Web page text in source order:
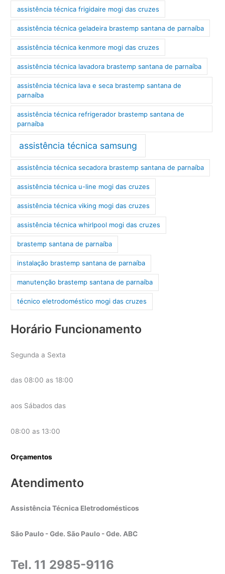
assistência técnica frigidaire mogi das cruzes
assistência técnica geladeira brastemp santana de parnaíba
assistência técnica kenmore mogi das cruzes
assistência técnica lavadora brastemp santana de parnaíba
assistência técnica lava e seca brastemp santana de
parnaíba
assistência técnica refrigerador brastemp santana de
parnaíba
assistência técnica samsung
assistência técnica secadora brastemp santana de parnaíba
assistência técnica u-line mogi das cruzes
assistência técnica viking mogi das cruzes
assistência técnica whirlpool mogi das cruzes
brastemp santana de parnaíba
instalação brastemp santana de parnaíba
manutenção brastemp santana de parnaíba
técnico eletrodoméstico mogi das cruzes
Horário Funcionamento
Segunda a Sexta
das 08:00 as 18:00
aos Sábados das
08:00 as 13:00
Orçamentos
Atendimento
Assistência Técnica Eletrodomésticos
São Paulo - Gde. São Paulo - Gde. ABC
Tel. 11 2985-9116